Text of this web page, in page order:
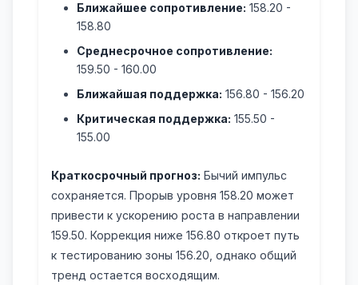
Ближайшее сопротивление: 158.20 -
158.80
Среднесрочное сопротивление:
159.50 - 160.00
Ближайшая поддержка: 156.80 - 156.20
Критическая поддержка: 155.50 -
155.00
Краткосрочный прогноз: Бычий импульс
сохраняется. Прорыв уровня 158.20 может
привести к ускорению роста в направлении
159.50. Коррекция ниже 156.80 откроет путь
к тестированию зоны 156.20, однако общий
тренд остается восходящим.